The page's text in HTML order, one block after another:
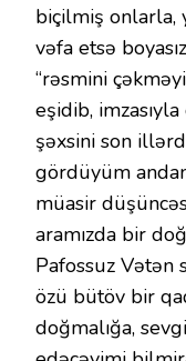
biçilmiş onlarla,
vəfa etsə
“rəsmini
eşidib,
şəxsini son
gördüyüm
müasir
aramızda bir
Pafossuz Vətən
özü bütöv bir
doğmalığa,